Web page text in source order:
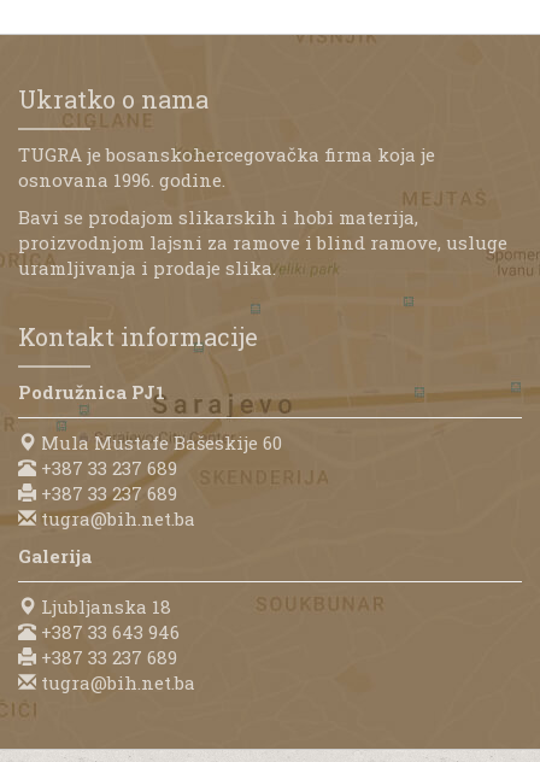
Ukratko o nama
TUGRA je bosanskohercegovačka firma koja je
osnovana 1996. godine.
Bavi se prodajom slikarskih i hobi materija,
proizvodnjom lajsni za ramove i blind ramove, usluge
uramljivanja i prodaje slika.
Kontakt informacije
Podružnica PJ1
Mula Mustafe Bašeskije 60
+387 33 237 689
+387 33 237 689
tugra@bih.net.ba
Galerija
Ljubljanska 18
+387 33 643 946
+387 33 237 689
tugra@bih.net.ba